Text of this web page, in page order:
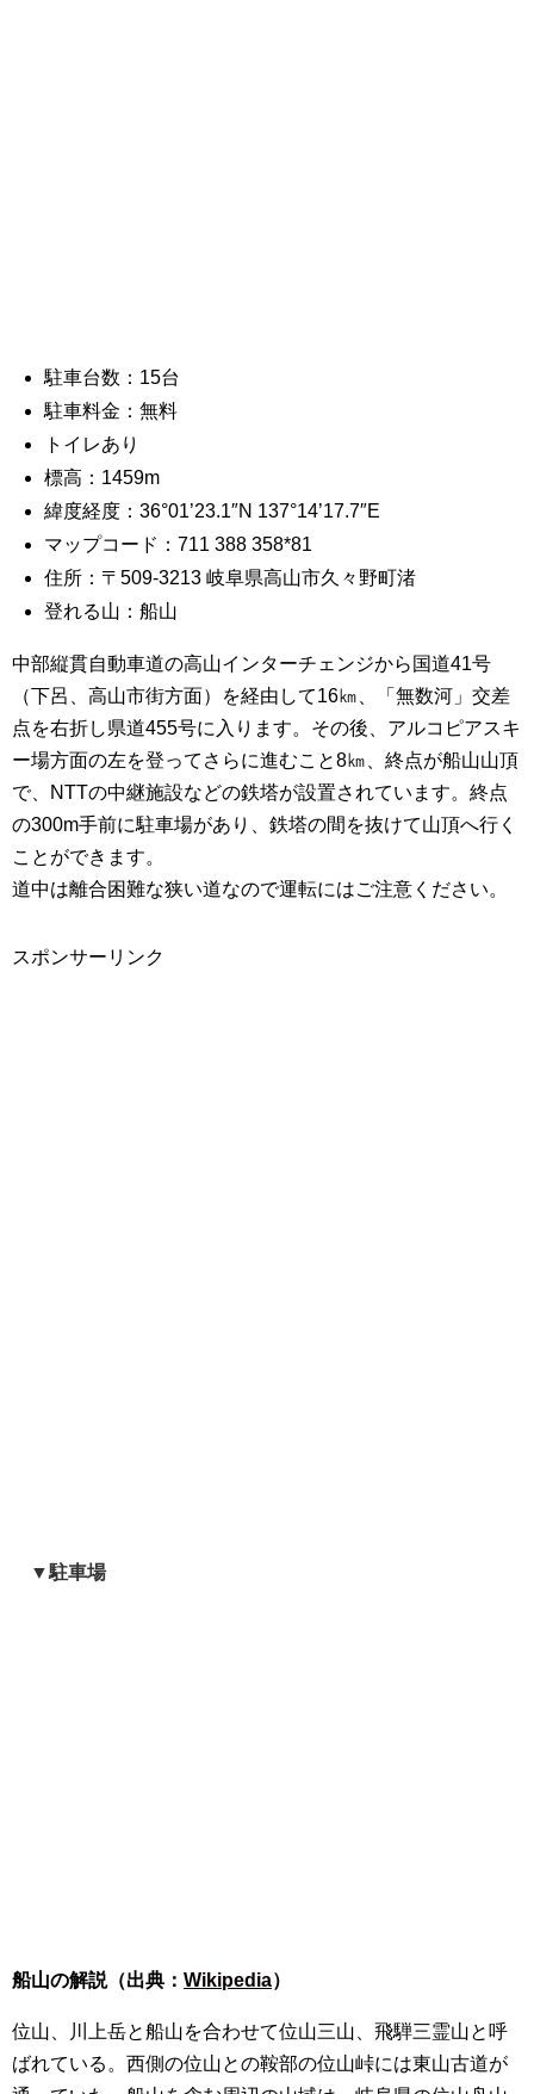
駐車台数：15台
駐車料金：無料
トイレあり
標高：1459m
緯度経度：36°01’23.1″N 137°14’17.7″E
マップコード：711 388 358*81
住所：〒509-3213 岐阜県高山市久々野町渚
登れる山：船山
中部縦貫自動車道の高山インターチェンジから国道41号
（下呂、高山市街方面）を経由して16㎞、「無数河」交差
点を右折し県道455号に入ります。その後、アルコピアスキ
ー場方面の左を登ってさらに進むこと8㎞、終点が船山山頂
で、NTTの中継施設などの鉄塔が設置されています。終点
の300m手前に駐車場があり、鉄塔の間を抜けて山頂へ行く
ことができます。
道中は離合困難な狭い道なので運転にはご注意ください。
スポンサーリンク
▼駐車場
船山の解説（出典： Wikipedia）
位山、川上岳と船山を合わせて位山三山、飛騨三霊山と呼
ばれている。西側の位山との鞍部の位山峠には東山古道が